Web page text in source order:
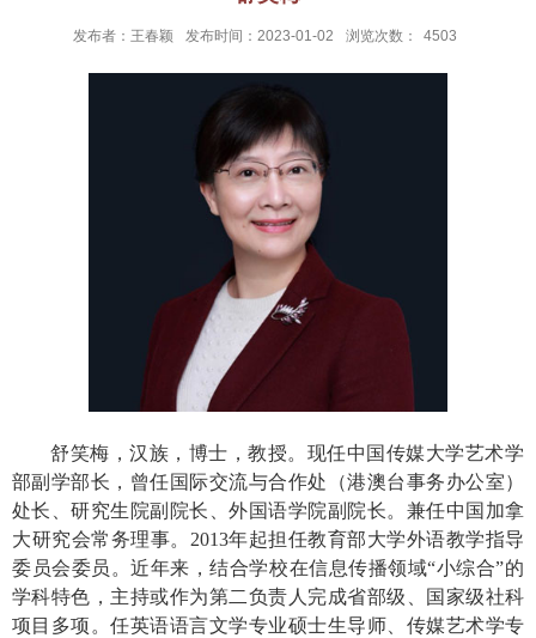
发布者：王春颖 发布时间：2023-01-02 浏览次数： 4503
舒笑梅，汉族，博士，教授。现任中国传媒大学艺术学
部副学部长，曾任国际交流与合作处（港澳台事务办公室）
处长、研究生院副院长、外国语学院副院长。兼任中国加拿
大研究会常务理事。2013年起担任教育部大学外语教学指导
委员会委员。近年来，结合学校在信息传播领域“小综合”的
学科特色，主持或作为第二负责人完成省部级、国家级社科
项目多项。任英语语言文学专业硕士生导师、传媒艺术学专